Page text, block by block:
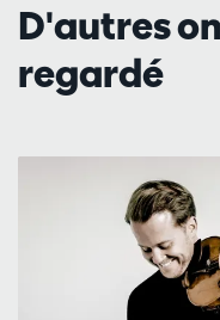
D'autres
regardé